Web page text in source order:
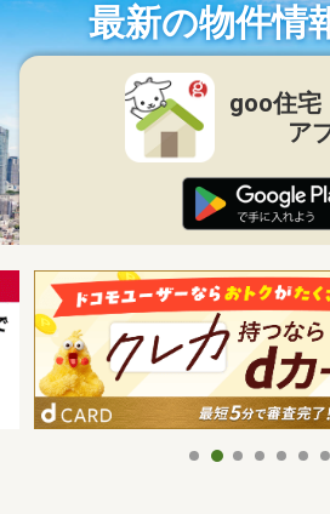
最新の物件情
goo住宅
ア